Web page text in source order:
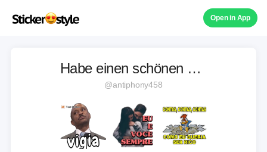
Open in App
Habe einen schönen Tag 🏷
@antiphony458